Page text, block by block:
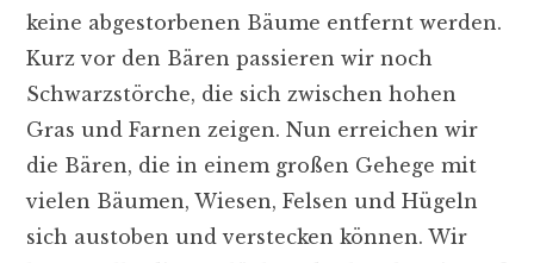
keine abgestorbenen Bäume entfernt werden.
Kurz vor den Bären passieren wir noch
Schwarzstörche, die sich zwischen hohen
Gras und Farnen zeigen. Nun erreichen wir
die Bären, die in einem großen Gehege mit
vielen Bäumen, Wiesen, Felsen und Hügeln
sich austoben und verstecken können. Wir